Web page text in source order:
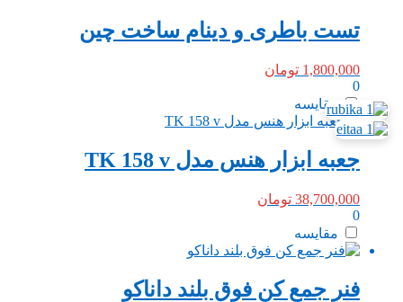
تست باطری و دینام ساخت چین
1,800,000 تومان
0
مقایسه
جعبه ابزار هنس مدل TK 158 v
38,700,000 تومان
0
مقایسه
فنر‌ جمع کن فوق بلند داناکو